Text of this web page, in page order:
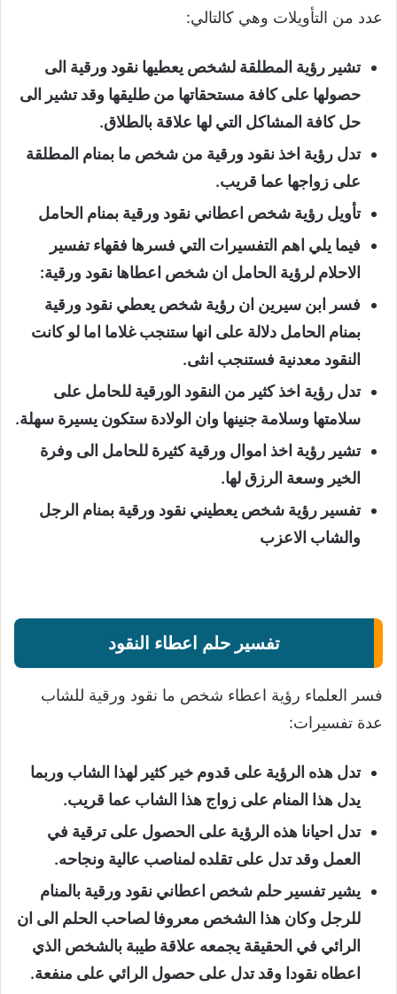
عدد من التأويلات وهي كالتالي:
تشير رؤية المطلقة لشخص يعطيها نقود ورقية الى
حصولها على كافة مستحقاتها من طليقها وقد تشير الى
حل كافة المشاكل التي لها علاقة بالطلاق.
تدل رؤية اخذ نقود ورقية من شخص ما بمنام المطلقة
على زواجها عما قريب.
تأويل رؤية شخص اعطاني نقود ورقية بمنام الحامل
فيما يلي اهم التفسيرات التي فسرها فقهاء تفسير
الاحلام لرؤية الحامل ان شخص اعطاها نقود ورقية:
فسر ابن سيرين ان رؤية شخص يعطي نقود ورقية
بمنام الحامل دلالة على انها ستنجب غلاما اما لو كانت
النقود معدنية فستنجب انثى.
تدل رؤية اخذ كثير من النقود الورقية للحامل على
سلامتها وسلامة جنينها وان الولادة ستكون يسيرة سهلة.
تشير رؤية اخذ اموال ورقية كثيرة للحامل الى وفرة
الخير وسعة الرزق لها.
تفسير رؤية شخص يعطيني نقود ورقية بمنام الرجل
والشاب الاعزب
تفسير حلم اعطاء النقود
فسر العلماء رؤية اعطاء شخص ما نقود ورقية للشاب
عدة تفسيرات:
تدل هذه الرؤية على قدوم خير كثير لهذا الشاب وربما
يدل هذا المنام على زواج هذا الشاب عما قريب.
تدل احيانا هذه الرؤية على الحصول على ترقية في
العمل وقد تدل على تقلده لمناصب عالية ونجاحه.
يشير تفسير حلم شخص اعطاني نقود ورقية بالمنام
للرجل وكان هذا الشخص معروفا لصاحب الحلم الى ان
الرائي في الحقيقة يجمعه علاقة طيبة بالشخص الذي
اعطاه نقودا وقد تدل على حصول الرائي على منفعة.